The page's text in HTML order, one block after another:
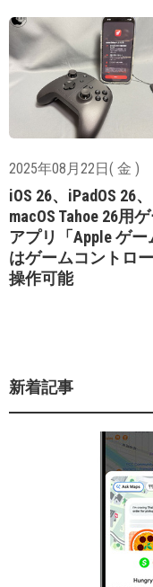
2025年08月22日( 金 )
iOS 26、iPadOS 26、
macOS Tahoe 26用
アプリ「Apple ゲー
はゲームコントロ
操作可能
新着記事